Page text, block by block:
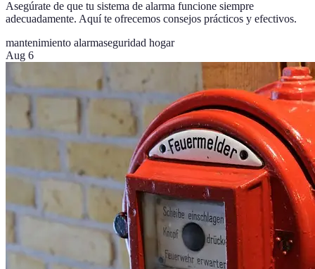
Asegúrate de que tu sistema de alarma funcione siempre
adecuadamente. Aquí te ofrecemos consejos prácticos y efectivos.
mantenimiento alarmaseguridad hogar
Aug 6